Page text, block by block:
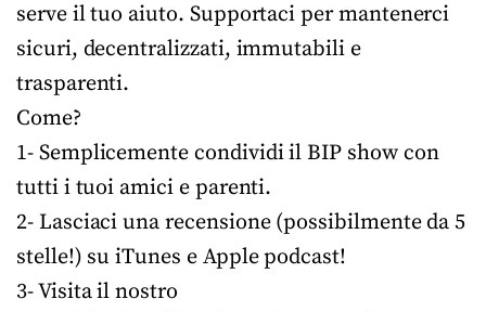
serve il tuo aiuto. Supportaci per mantenerci
sicuri, decentralizzati, immutabili e
trasparenti.
Come?
1- Semplicemente condividi il BIP show con
tutti i tuoi amici e parenti.
2- Lasciaci una recensione (possibilmente da 5
stelle!) su iTunes e Apple podcast!
3- Visita il nostro